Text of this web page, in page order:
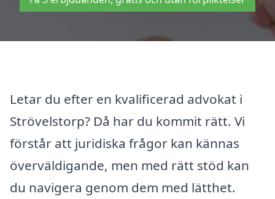
Letar du efter en kvalificerad advokat i
Strövelstorp? Då har du kommit rätt. Vi
förstår att juridiska frågor kan kännas
överväldigande, men med rätt stöd kan
du navigera genom dem med lätthet.